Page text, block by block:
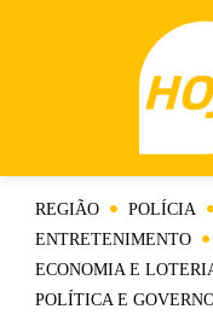
REGIÃO POLÍCIA
ENTRETENIMENTO
ECONOMIA E
POLÍTICA E